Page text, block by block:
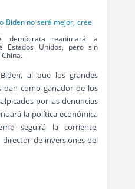
demócrata reanimará la
Estados Unidos, pero sin
Biden, al que los grandes
dan como ganador de los
por las denuncias
la política económica
seguirá la corriente,
director de inversiones del